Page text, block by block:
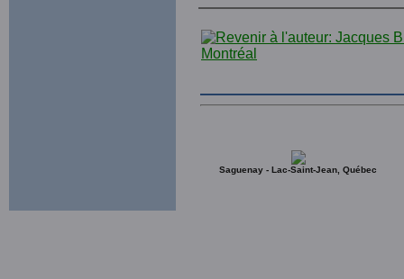
Saguenay - Lac-Saint-Jean, Québec